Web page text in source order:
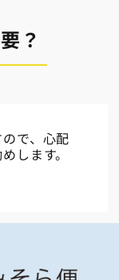
？
で、心配
します。